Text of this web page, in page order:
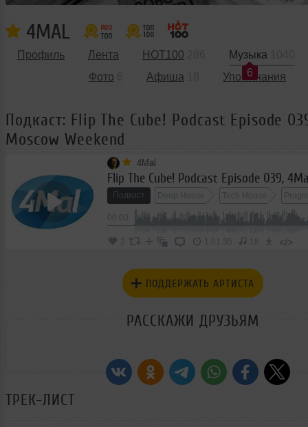
4MAL
Профиль Лента HOT100
Музыка
6
Фото
Афиша Упоминания
Подкаст: Flip The Cube! Podcast Episode
Moscow Weekend
4Mal
Подкаст Deep House Tech House
Indie Electronic Nu Disco
2 1:01:35 </>
ПОДДЕРЖАТЬ АРТИСТА
РАССКАЖИ ДРУЗЬЯМ
ТРЕК-ЛИСТ